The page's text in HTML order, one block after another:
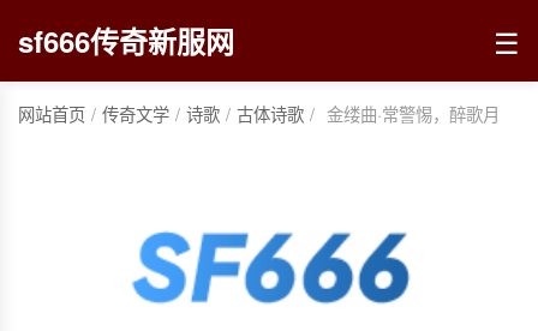
sf666传奇新服网 ☰
网站首页 / 传奇文学 / 诗歌 / 古体诗歌 / 金缕曲·常警惕，醉歌月